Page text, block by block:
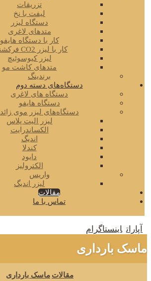
تزریقات
لیفت با نخ
دستگاه لیزر
متدهای لاغری
کار با دستگاه هایفو
کار با لیزر CO2 فرکشنال
لیزر کیوسوئیچ
متدهای کاشت مو
برندینگ
دستگاه‌های دسته دوم
دستگاه های لاغری
دستگاه هایفو
دستگاه‌های لیزر موی زائد
لیزر الیت پلاس
الکساندرایت
اندیگ
کندلا
دایود
الکترولیز
واریس
لیزر اندیگ
مقالات
تماس با ما
آپارات اینستاگرام
ماسک بارداری
مقالات ماسک بارداری